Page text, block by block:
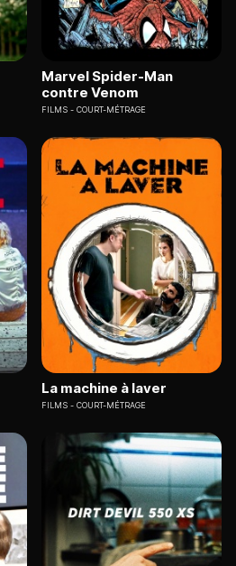
Marvel Spider-Man
contre Venom
FILMS COURT-MÉTRAGE
La machine à laver
FILMS COURT-MÉTRAGE